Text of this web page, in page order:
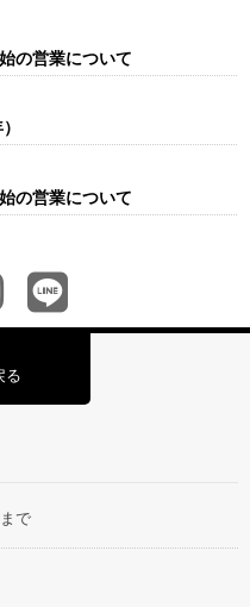
の営業について
の営業について
る
で